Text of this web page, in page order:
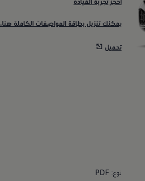
يمكنك تنزيل بطاقة المواصفات الكاملة هنا.
تحميل
نوع: PDF